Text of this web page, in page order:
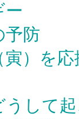
ー
防
）を応
して